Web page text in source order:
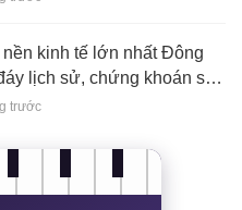
kinh tế lớn nhất Đông
lịch sử, chứng khoán sụt
gánh nợ hơn 5,8 tỷ USD
trước